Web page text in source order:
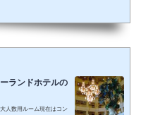
な時、「ディズニーラ...
ランドホテルの
人数用ルーム現在はコン